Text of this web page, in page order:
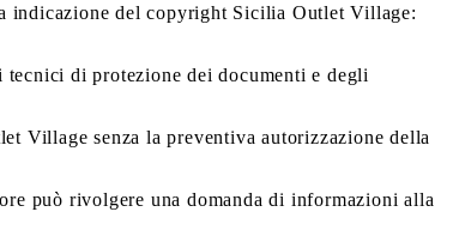
indicazione del copyright Sicilia Outlet Village:
di protezione dei documenti e degli
Village senza la preventiva autorizzazione della
può rivolgere una domanda di informazioni alla